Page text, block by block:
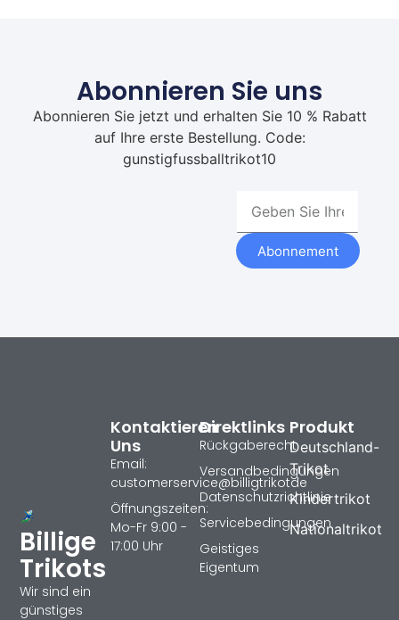
Abonnieren Sie uns
Abonnieren Sie jetzt und erhalten Sie 10 % Rabatt
auf Ihre erste Bestellung. Code:
gunstigfussballtrikot10
Abonnement
Billige
Trikots
Wir sind ein
günstiges
Produkt
Deutschland-
Trikot
Kindertrikot
Nationaltrikot
Direktlinks
Rückgaberecht
Versandbedingungen
Datenschutzrichtlinie
Servicebedingungen
Geistiges
Eigentum
Kontaktieren
Uns
Email:
customerservice@billigtrikotde
Öffnungszeiten:
Mo-Fr 9:00 -
17:00 Uhr